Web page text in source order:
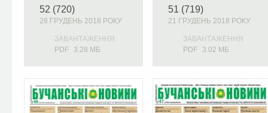
52 (720)
28 ГРУДЕНЬ 2018 РОКУ
ЗАВАНТАЖЕННЯ
PDF
3.28 МБ
51 (719)
21 ГРУДЕНЬ 2018 РОКУ
ЗАВАНТАЖЕННЯ
PDF
3.02 МБ